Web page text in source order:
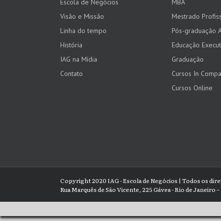
Escola de Negócios
Visão e Missão
Linha do tempo
História
IAG na Mídia
Contato
MBA
Mestrado
Pós-graduação
Educação
Graduação
Cursos In
Cursos Online
Copyright 2020 IAG - Escola de Negócios | Todos os
Rua Marquês de São Vicente, 225 Gávea - Rio de Janeiro